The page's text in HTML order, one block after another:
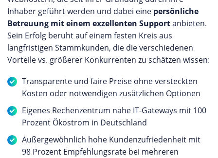
Inhaber geführt werden und dabei eine persönliche
Betreuung mit einem exzellenten Supportanbieten.
Sein Erfolg beruht auf einem festen Kreis aus
langfristigen Stammkunden, die die verschiedenen
Vorteile vs. größerer Konkurrenten zu schätzen wissen:
Transparente und faire Preise ohne versteckten
Kosten oder notwendigen zusätzlichen Optionen
Eigenes Rechenzentrum nahe IT-Gateways mit 100
Prozent Ökostrom in Deutschland
Außergewöhnlich hohe Kundenzufriedenheit mit
98 Prozent Empfehlungsrate bei mehreren